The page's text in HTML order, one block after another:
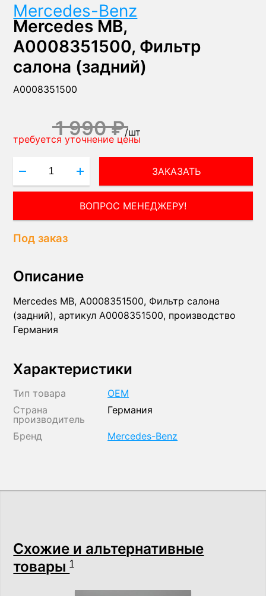
Mercedes-Benz
Mercedes MB,
A0008351500, Фильтр
салона (задний)
A0008351500
1 990 ₽/шт
требуется уточнение цены
ЗАКАЗАТЬ
ВОПРОС МЕНЕДЖЕРУ!
Под заказ
Описание
Mercedes MB, A0008351500, Фильтр салона
(задний), артикул A0008351500, производство
Германия
Характеристики
Тип товара
OEM
Страна
производитель
Германия
Бренд Mercedes-Benz
Схожие и альтернативные
товары1